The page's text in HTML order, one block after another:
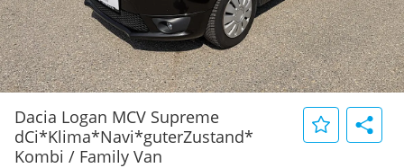
Dacia Logan MCV Supreme
dCi*Klima*Navi*guterZustand*
Kombi / Family Van